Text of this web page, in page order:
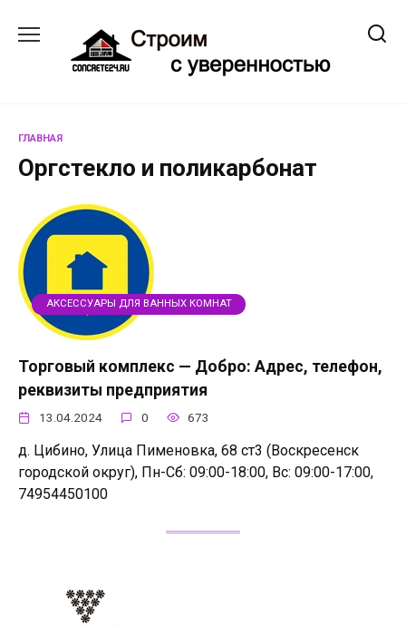
содержанию
ГЛАВНАЯ
Оргстекло и поликарбонат
АКСЕССУАРЫ ДЛЯ ВАННЫХ КОМНАТ
Торговый комплекс — Добро: Адрес, телефон,
реквизиты предприятия
13.04.2024 0 673
д. Цибино, Улица Пименовка, 68 ст3 (Воскресенск
городской округ), Пн-Сб: 09:00-18:00, Вс: 09:00-17:00,
74954450100